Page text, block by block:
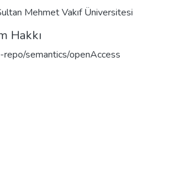
Mehmet Vakıf Üniversitesi
Hakkı
repo/semantics/openAccess